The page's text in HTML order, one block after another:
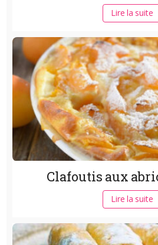
Lire la suite
Clafoutis aux
Lire la suite